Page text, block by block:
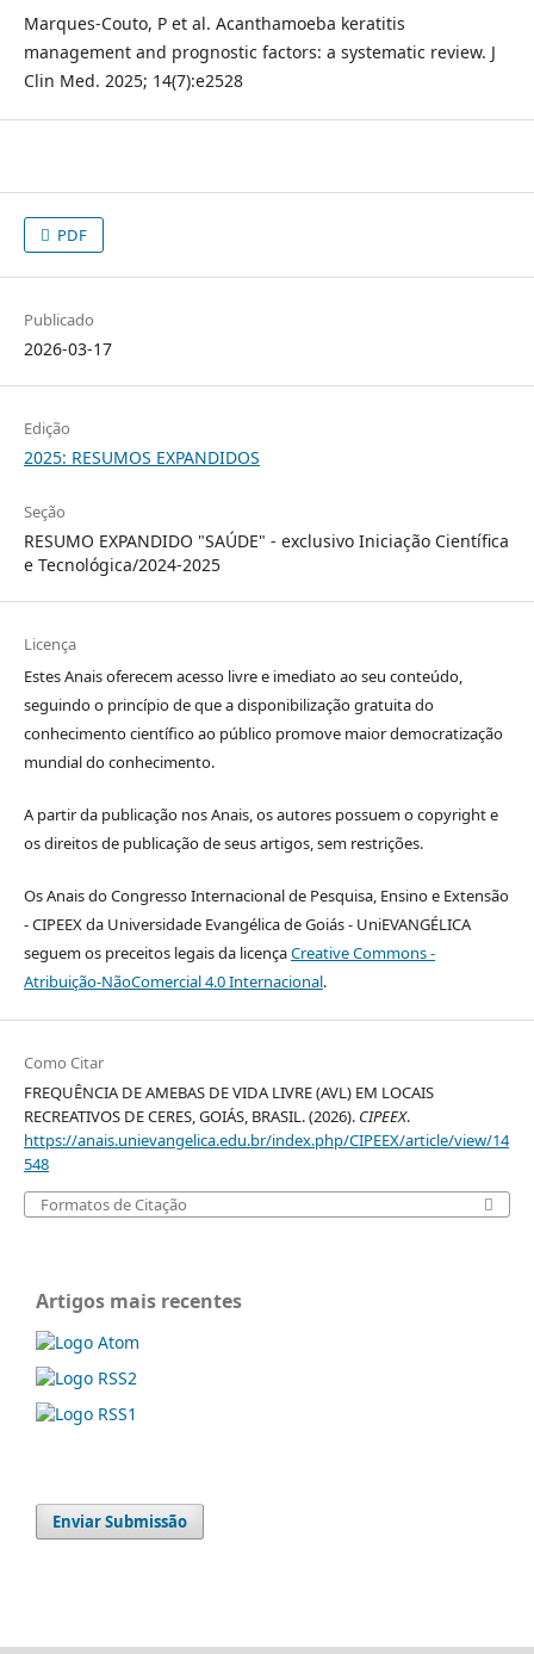
Marques-Couto, P et al. Acanthamoeba keratitis
management and prognostic factors: a systematic review. J
Clin Med. 2025; 14(7):e2528
PDF
Publicado
2026-03-17
Edição
2025: RESUMOS EXPANDIDOS
Seção
RESUMO EXPANDIDO "SAÚDE" - exclusivo Iniciação Científica
e Tecnológica/2024-2025
Licença
Estes Anais oferecem acesso livre e imediato ao seu conteúdo,
seguindo o princípio de que a disponibilização gratuita do
conhecimento científico ao público promove maior democratização
mundial do conhecimento.
A partir da publicação nos Anais, os autores possuem o copyright e
os direitos de publicação de seus artigos, sem restrições.
Os Anais do Congresso Internacional de Pesquisa, Ensino e Extensão
- CIPEEX da Universidade Evangélica de Goiás - UniEVANGÉLICA
seguem os preceitos legais da licençaCreative Commons -
Atribuição-NãoComercial 4.0 Internacional.
Como Citar
FREQUÊNCIA DE AMEBAS DE VIDA LIVRE (AVL) EM LOCAIS
RECREATIVOS DE CERES, GOIÁS, BRASIL. (2026). CIPEEX.
https://anais.unievangelica.edu.br/index.php/CIPEEX/article/view/14
548
Formatos de Citação
Artigos mais recentes
Enviar Submissão